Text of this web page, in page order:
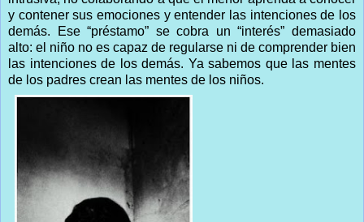
y contener sus emociones y entender las intenciones de los
demás. Ese “préstamo” se cobra un “interés” demasiado
alto: el niño no es capaz de regularse ni de comprender bien
las intenciones de los demás. Ya sabemos que las mentes
de los padres crean las mentes de los niños.